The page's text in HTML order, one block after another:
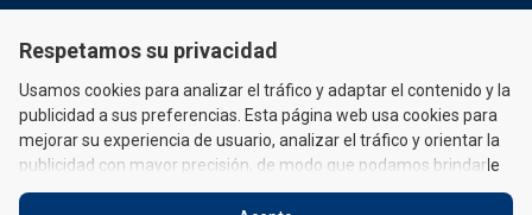
Respetamos su privacidad
Usamos cookies para analizar el tráfico y adaptar el contenido y la
publicidad a sus preferencias. Esta página web usa cookies para
mejorar su experiencia de usuario, analizar el tráfico y orientar la
publicidad con mayor precisión, de modo que podamos brindarle
un contenido publicitario personalizado y permitirle conectarse a
Enlaces rápidos